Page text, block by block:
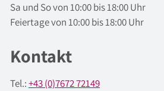
Sa und So von 10:00 bis 18:00 Uhr
Feiertage von 10:00 bis 18:00 Uhr
Kontakt
Tel.:+43 (0)7672 72149